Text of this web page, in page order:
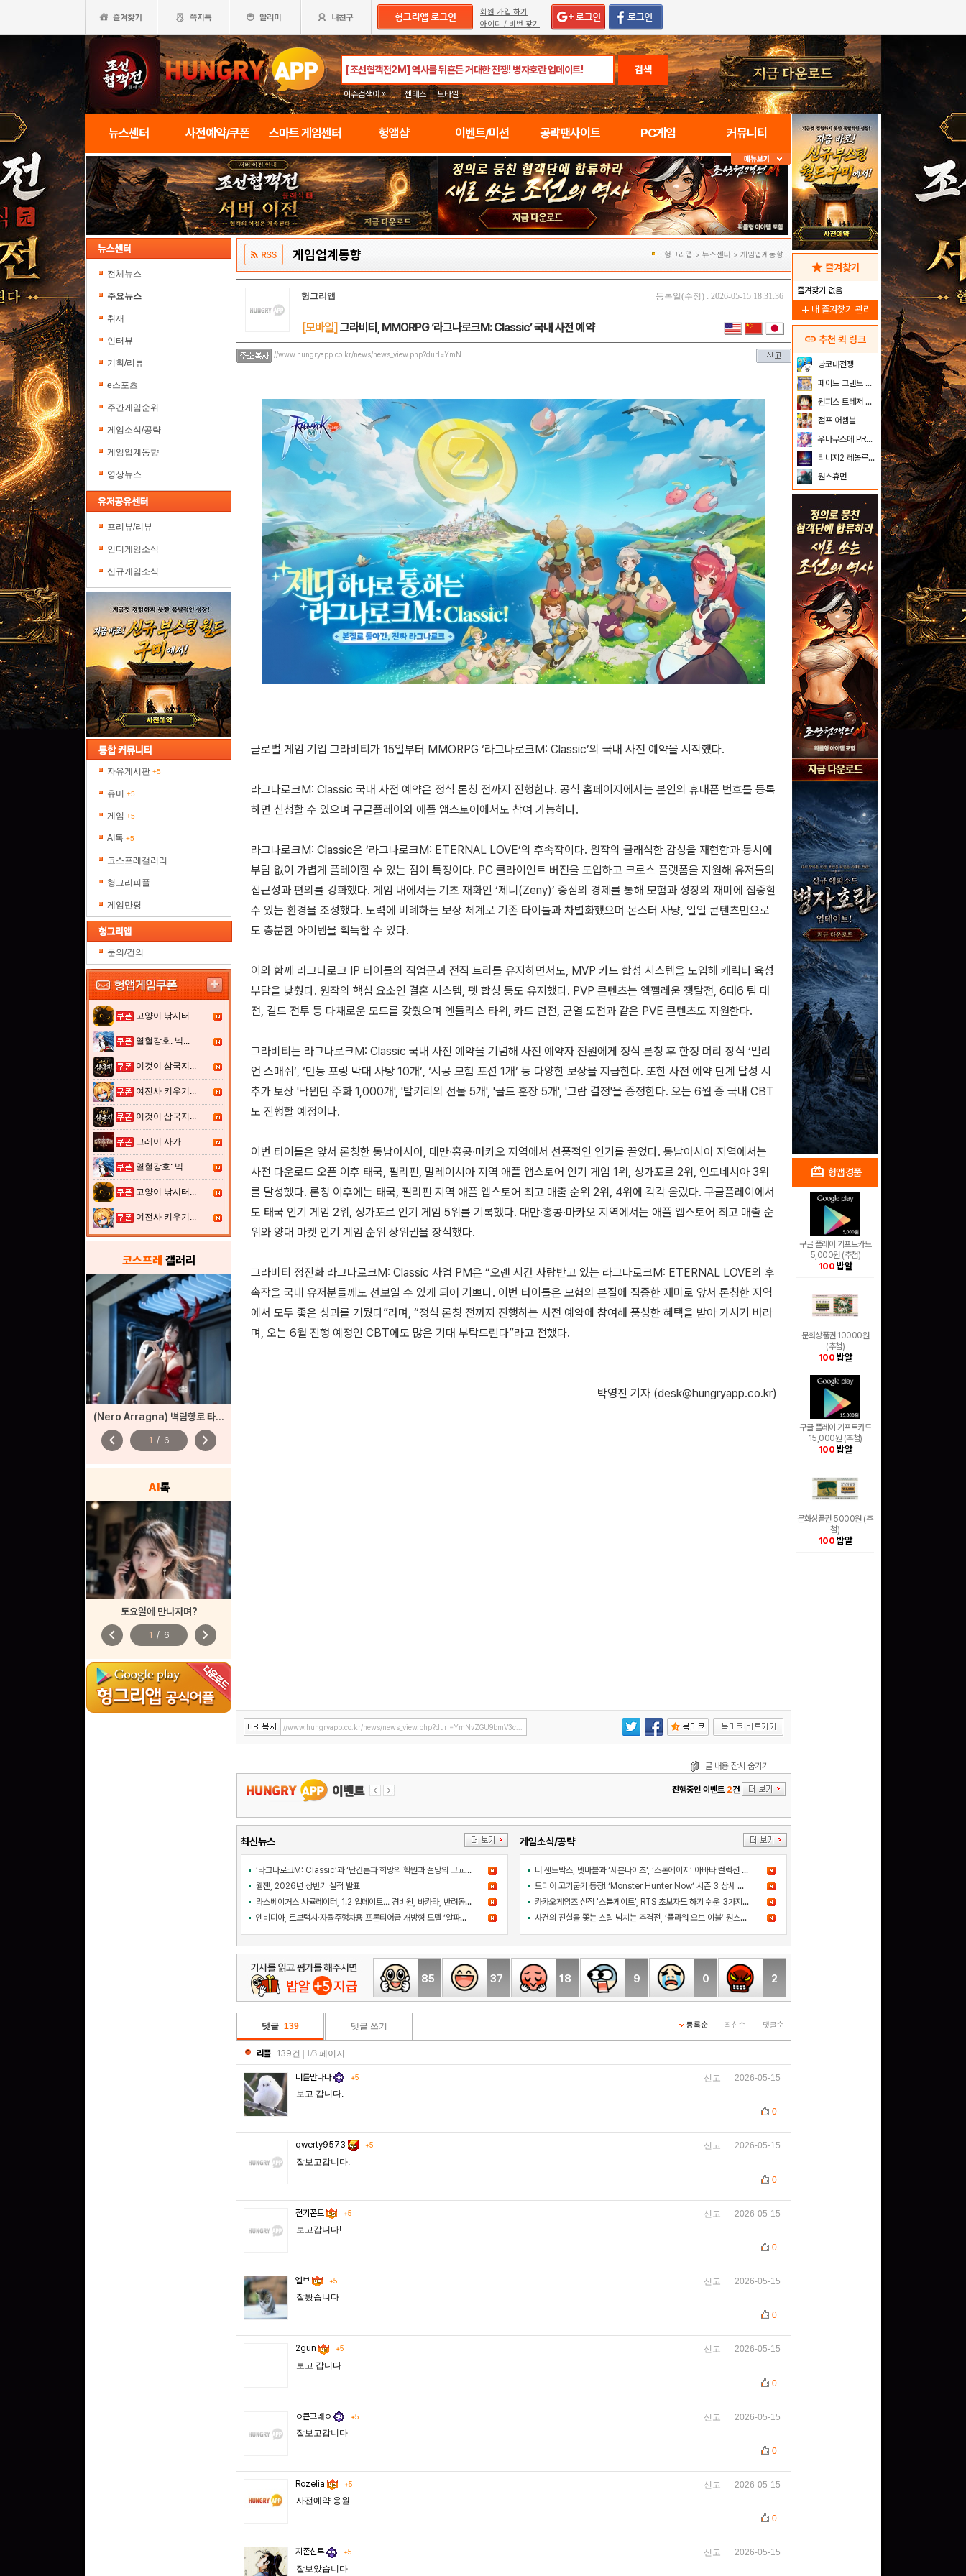
회원 가입 하기
아이디 / 비번 찾기
검색
이슈검색어 » 젠레스 모바일
뉴스센터 사전예약/쿠폰 스마트 게임센터 헝앱샵 이벤트/미션 공략팬사이트 PC게임 커뮤니티
전체뉴스
주요뉴스
취재
인터뷰
기획/리뷰
e스포츠
주간게임순위
게임소식/공략
게임업계동향
영상뉴스
프리뷰/리뷰
인디게임소식
신규게임소식
자유게시판 +5
유머 +5
게임 +5
AI톡 +5
코스프레갤러리
헝그리피플
게임만평
문의/건의
고양이 낚시터...
열혈강호: 넥...
이것이 삼국지...
여전사 키우기...
이것이 삼국지...
그레이 사가
열혈강호: 넥...
고양이 낚시터...
여전사 키우기...
코스프레 갤러리
(Nero Arragna) 벽람항로 타이호 바니
chevron_left 1 / 6 chevron_right
AI톡
토요일에 만나자며?
chevron_left 1 / 6 chevron_right
게임업계동향 헝그리앱 > 뉴스센터 > 게임업계동향
헝그리앱 등록일(수정) : 2026-05-15 18:31:36
[모바일] 그라비티, MMORPG ‘라그나로크M: Classic’ 국내 사전 예약
//www.hungryapp.co.kr/news/news_view.php?durl=YmN...
글로벌 게임 기업 그라비티가 15일부터 MMORPG ‘라그나로크M: Classic’의 국내 사전 예약을 시작했다.
라그나로크M: Classic 국내 사전 예약은 정식 론칭 전까지 진행한다. 공식 홈페이지에서는 본인의 휴대폰 번호를 등록
하면 신청할 수 있으며 구글플레이와 애플 앱스토어에서도 참여 가능하다.
라그나로크M: Classic은 ‘라그나로크M: ETERNAL LOVE’의 후속작이다. 원작의 클래식한 감성을 재현함과 동시에
부담 없이 가볍게 플레이할 수 있는 점이 특징이다. PC 클라이언트 버전을 도입하고 크로스 플랫폼을 지원해 유저들의
접근성과 편의를 강화했다. 게임 내에서는 기초 재화인 ‘제니(Zeny)’ 중심의 경제를 통해 모험과 성장의 재미에 집중할
수 있는 환경을 조성했다. 노력에 비례하는 보상 체계로 기존 타이틀과 차별화했으며 몬스터 사냥, 일일 콘텐츠만으로
도 충분한 아이템을 획득할 수 있다.
이와 함께 라그나로크 IP 타이틀의 직업군과 전직 트리를 유지하면서도, MVP 카드 합성 시스템을 도입해 캐릭터 육성
부담을 낮췄다. 원작의 핵심 요소인 결혼 시스템, 펫 합성 등도 유지했다. PVP 콘텐츠는 엠펠레움 쟁탈전, 6대6 팀 대
전, 길드 전투 등 다채로운 모드를 갖췄으며 엔들리스 타워, 카드 던전, 균열 도전과 같은 PVE 콘텐츠도 지원한다.
그라비티는 라그나로크M: Classic 국내 사전 예약을 기념해 사전 예약자 전원에게 정식 론칭 후 한정 머리 장식 ‘밀리
언 스매쉬’, ‘만능 포링 막대 사탕 10개’, ‘시공 모험 포션 1개’ 등 다양한 보상을 지급한다. 또한 사전 예약 단계 달성 시
추가 보상 '낙원단 주화 1,000개', '발키리의 선물 5개', '골드 훈장 5개', '그람 결정'을 증정한다. 오는 6월 중 국내 CBT
도 진행할 예정이다.
이번 타이틀은 앞서 론칭한 동남아시아, 대만∙홍콩∙마카오 지역에서 선풍적인 인기를 끌었다. 동남아시아 지역에서는
사전 다운로드 오픈 이후 태국, 필리핀, 말레이시아 지역 애플 앱스토어 인기 게임 1위, 싱가포르 2위, 인도네시아 3위
를 달성했다. 론칭 이후에는 태국, 필리핀 지역 애플 앱스토어 최고 매출 순위 2위, 4위에 각각 올랐다. 구글플레이에서
도 태국 인기 게임 2위, 싱가포르 인기 게임 5위를 기록했다. 대만∙홍콩∙마카오 지역에서는 애플 앱스토어 최고 매출 순
위와 양대 마켓 인기 게임 순위 상위권을 장식했다.
그라비티 정진화 라그나로크M: Classic 사업 PM은 “오랜 시간 사랑받고 있는 라그나로크M: ETERNAL LOVE의 후
속작을 국내 유저분들께도 선보일 수 있게 되어 기쁘다. 이번 타이틀은 모험의 본질에 집중한 재미로 앞서 론칭한 지역
에서 모두 좋은 성과를 거뒀다”라며, “정식 론칭 전까지 진행하는 사전 예약에 참여해 풍성한 혜택을 받아 가시기 바라
며, 오는 6월 진행 예정인 CBT에도 많은 기대 부탁드린다”라고 전했다.
박영진 기자 (desk@hungryapp.co.kr)
//www.hungryapp.co.kr/news/news_view.php?durl=YmNvZGU9bmV3c...
글 내용 잠시 숨기기
진행중인 이벤트 2건
최신뉴스
’라그나로크M: Classic’과 ‘단간론파 희망의 학원과 절망의 고교생’ 콜라보 이벤트
웹젠, 2026년 상반기 실적 발표
라스베이거스 시뮬레이터, 1.2 업데이트… 경비원, 바카라, 반려동물 추가
엔비디아, 로보택시·자율주행차용 프론티어급 개방형 모델 ‘알파마요 2 슈퍼’ 상업적 이용 가능
게임소식/공략
더 샌드박스, 넷마블과 ‘세븐나이츠', ‘스톤에이지’ 아바타 컬렉션 출시
드디어 고기굽기 등장! ‘Monster Hunter Now’ 시즌 3 상세 정보 공개
카카오게임즈 신작 '스톰게이트', RTS 초보자도 하기 쉬운 3가지 이유
사건의 진실을 쫓는 스릴 넘치는 추격전, ‘플라워 오브 이블’ 원스토어 정식 출시!
85 37 18 9 0 2
댓글 139 댓글 쓰기 등록순 최신순 댓글순
리플 139건 | 1/3 페이지
너를만나다 +5 신고
2026-05-15
보고 갑니다.
0
qwerty9573 +5 신고
2026-05-15
잘보고갑니다.
0
전기폰트 +5 신고
2026-05-15
보고갑니다!
0
엘브 +5 신고
2026-05-15
잘봤습니다
0
2gun +5 신고
2026-05-15
보고 갑니다.
0
ㅇ큰고래ㅇ +5 신고
2026-05-15
잘보고갑니다
0
Rozelia +5 신고
2026-05-15
사전예약 응원
0
지존신투 +5 신고
2026-05-15
잘보았습니다
star 즐겨찾기
즐겨찾기 없음
add 내 즐겨찾기 관리
link 추천 퀵 링크
냥코대전쟁
페이트 그랜드 오더
원피스 트레저 크루즈
점프 어셈블
우마무스메 PRETTY DERBY
리니지2 레볼루션
원스휴먼
redeem 헝앱 경품
100 밥알
shopping_cart 헝앱 쇼핑